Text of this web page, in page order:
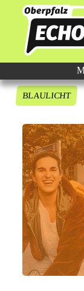
BLAULICHT